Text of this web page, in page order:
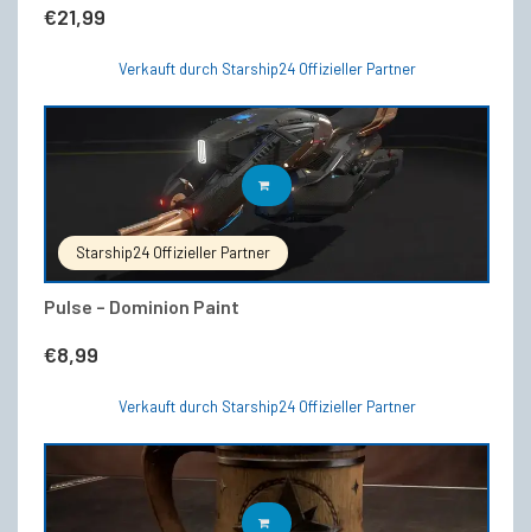
€21,99
Verkauft durch Starship24 Offizieller Partner
Starship24 Offizieller Partner
Pulse – Dominion Paint
€8,99
IN DEN WARENKORB
Verkauft durch Starship24 Offizieller Partner
IN DEN WARENKORB